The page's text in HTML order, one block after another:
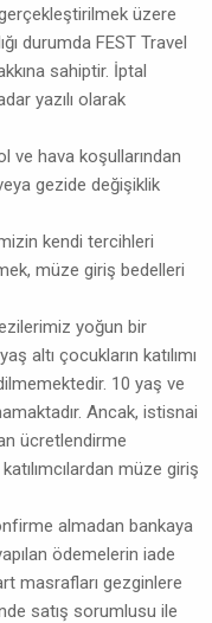
üzere
durumda FEST Travel
sahiptir. İptal
yazılı olarak
ve hava koşullarından
gezide değişiklik
kendi tercihleri
müze giriş bedelleri
yoğun bir
altı çocukların katılımı
10 yaş ve
Ancak, istisnai
ücretlendirme
müze giriş
almadan bankaya
ödemelerin iade
masrafları gezginlere
satış sorumlusu ile